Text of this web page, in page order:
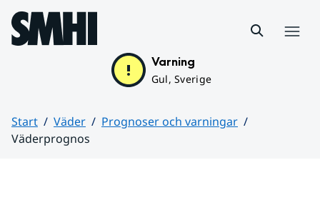
Hoppa till sidans innehåll
Varning
Gul, Sverige
Start Väder
Prognoser och varningar
Väderprognos